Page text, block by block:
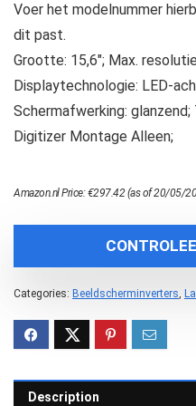
Voer het modelnummer
dit past.
Grootte: 15,6″; Max.
Displaytechnologie: LED-
Schermafwerking:
Digitizer Montage Alleen;
Amazon.nl Price:€297.42 (as of 20/05/
Categories: Beeldscherminverters,
Description